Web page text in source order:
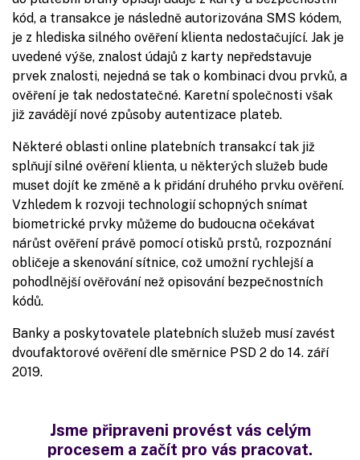
kód, a transakce je následně autorizována SMS kódem,
je z hlediska silného ověření klienta nedostačující. Jak je
uvedené výše, znalost údajů z karty nepředstavuje
prvek znalosti, nejedná se tak o kombinaci dvou prvků, a
ověření je tak nedostatečné. Karetní společnosti však
již zavádějí nové způsoby autentizace plateb.
Některé oblasti online platebních transakcí tak již
splňují silné ověření klienta, u některých služeb bude
muset dojít ke změně a k přidání druhého prvku ověření.
Vzhledem k rozvoji technologií schopných snímat
biometrické prvky můžeme do budoucna očekávat
nárůst ověření právě pomocí otisků prstů, rozpoznání
obličeje a skenování sítnice, což umožní rychlejší a
pohodlnější ověřování než opisování bezpečnostních
kódů.
Banky a poskytovatele platebních služeb musí zavést
dvoufaktorové ověření dle směrnice PSD 2 do 14. září
2019.
Jsme připraveni provést vás celým
procesem a začít pro vás pracovat.